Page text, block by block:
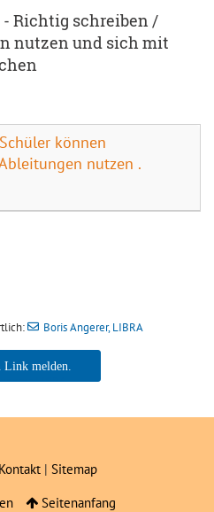
Richtig schreiben /
nutzen und sich mit
können
nutzen .
Boris Angerer, LIBRA
LIBRA
Kontakt | Sitemap
Seitenanfang